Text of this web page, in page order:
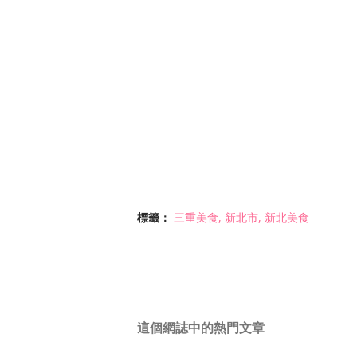
標籤： 三重美食 新北市 新北美食
這個網誌中的熱門文章